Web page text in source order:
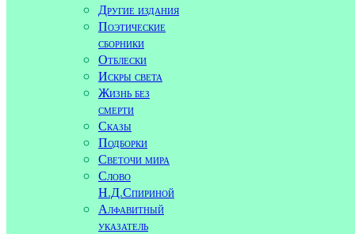
Другие издания
Поэтические
сборники
Отблески
Искры света
Жизнь без
смерти
Сказы
Подборки
Светочи мира
Слово
Н.Д.Спириной
Алфавитный
указатель